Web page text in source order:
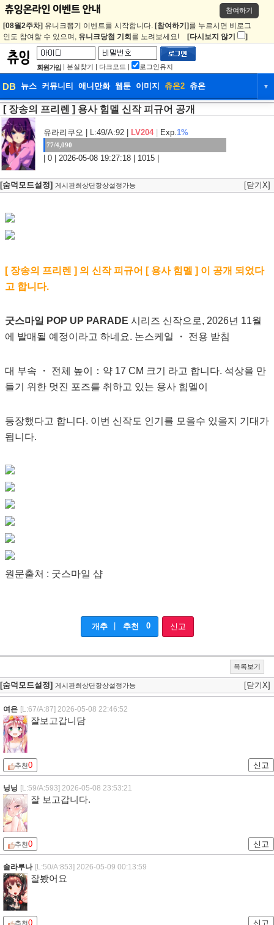
참여하기
[08월2주차] 유니크뽑기 이벤트를 시작합니다. [참여하기] 를 누르시면 비로그
인도 참여할 수 있으며, 유니크당첨 기회 를 노려보세요! [다시보지 않기 ]
회원가입 | 분실찾기 | 다크모드 | 로그인유지
DB 뉴스 커뮤니티 애니만화 웹툰 이미지 츄온2 츄온 ▼
DB 뉴스 커뮤니티
웹툰 이미지 츄온2
[ 장송의 프리렌 ] 용사 힘멜 신작 피규어 공개
유라리쿠오 | L:49/A:92 | LV204 Exp.1%
77/4,090
| 0 | 2026-05-08 19:27:18 | 1015 |
[숨덕모드설정] 게시판최상단항상설정가능 [닫기X]
[ 장송의 프리렌 ] 의 신작 피규어 [ 용사 힘멜 ] 이 공개 되었다
고 합니다.
굿스마일 POP UP PARADE 시리즈 신작으로, 2026년 11월
에 발매될 예정이라고 하네요. 논스케일 ・ 전용 받침
대 부속 ・ 전체 높이：약 17 CM 크기 라고 합니다. 석상을 만
들기 위한 멋진 포즈를 취하고 있는 용사 힘멜이
등장했다고 합니다. 이번 신작도 인기를 모을수 있을지 기대가
됩니다.
원문출처 : 굿스마일 샵
개추 추천 0 신고
목록보기
[숨덕모드설정] 게시판최상단항상설정가능 [닫기X]
여은 [L:67/A:87] 2026-05-08 22:46:52
잘보고갑니담
추천0 신고
닝닝 [L:59/A:593] 2026-05-08 23:53:21
잘 보고갑니다.
추천0 신고
솔라루나 [L:50/A:853] 2026-05-09 00:13:59
잘봤어요
추천0 신고